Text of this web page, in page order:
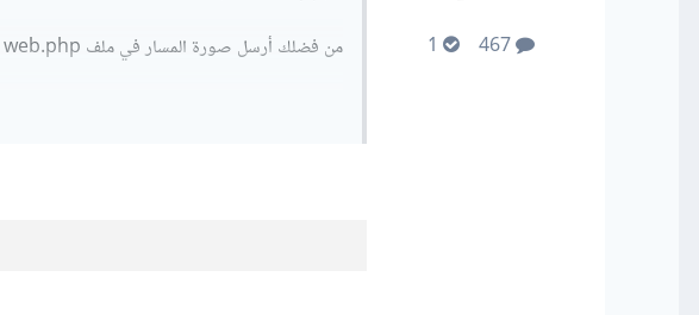
من فضلك أرسل صورة المسار في ملف web.php وأيضا صورة صفحة الخطأ كاملة لنري أين المشكلة تحديدا .